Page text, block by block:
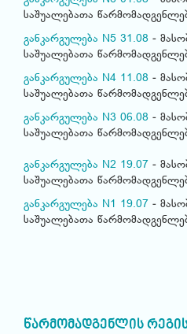
საშუალებათა
განკარგულება N5 31.08 -
საშუალებათა
განკარგულება N4 11.08 -
საშუალებათა
განკარგულება N3 06.08 -
საშუალებათა
განკარგულება N2 19.07 -
საშუალებათა
განკარგულება N1 19.07 -
საშუალებათა
წარმომადგენლის